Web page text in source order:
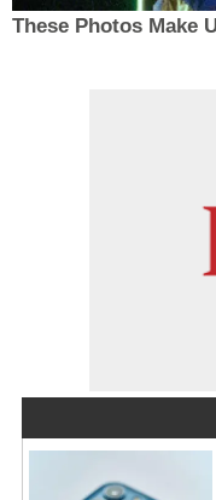
These Photos Make